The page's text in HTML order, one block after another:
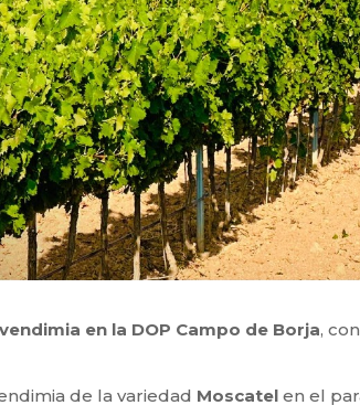
vendimia en la DOP Campo de Borja,
de la variedad Moscatelen el